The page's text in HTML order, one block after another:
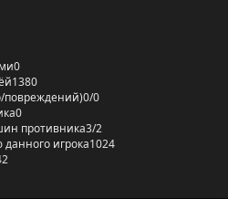
0
1380
повреждений)0/0
0
противника3/2
игрока1024